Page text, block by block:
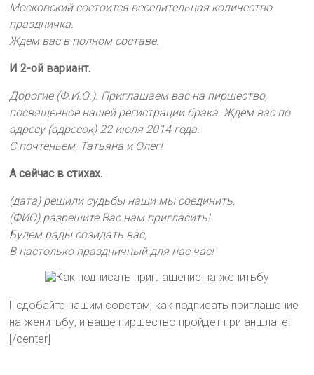
Московский состоится веселительная количество
праздничка.
Ждем вас в полном составе.
И 2-ой вариант.
Дорогие (Ф.И.О.). Приглашаем вас на пиршество,
посвященное нашей регистрации брака. Ждем вас по
адресу (адресок) 22 июля 2014 года.
С почтеньем, Татьяна и Олег!
А сейчас в стихах.
(дата) решили судьбы наши мы соединить,
(ФИО) разрешите Вас нам пригласить!
Будем рады созидать вас,
В настолько праздничный для нас час!
Подобайте нашим советам, как подписать приглашение
на женитьбу, и ваше пиршество пройдет при аншлаге!
[/center]